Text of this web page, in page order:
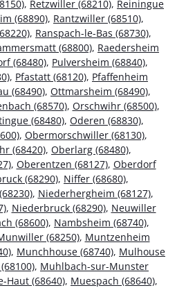
, Retzwiller (68210), Reiningue
(68890), Rantzwiller (68510),
, Ranspach-le-Bas (68730),
(68800), Raedersheim
(68480), Pulversheim (68840),
, Pfastatt (68120), Pfaffenheim
(68490), Ottmarsheim (68490),
(68570), Orschwihr (68500),
(68480), Oderen (68830),
, Obermorschwiller (68130),
(68420), Oberlarg (68480),
, Oberentzen (68127), Oberdorf
(68290), Niffer (68680),
, Niederhergheim (68127),
, Niederbruck (68290), Neuwiller
(68600), Nambsheim (68740),
(68250), Muntzenheim
, Munchhouse (68740), Mulhouse
, Muhlbach-sur-Munster
Haut (68640), Muespach (68640),